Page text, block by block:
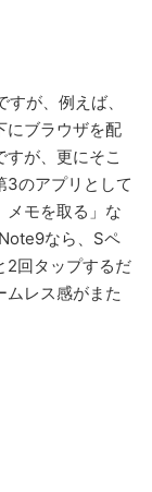
が、例えば、
にブラウザを配
が、更にそこ
3のアプリとして
メモを取る」な
なら、Sペ
2回タップするだ
ムレス感がまた